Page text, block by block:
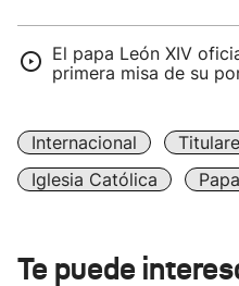
El papa León XIV
primera misa de su
Internacional
Iglesia Católica
Te puede